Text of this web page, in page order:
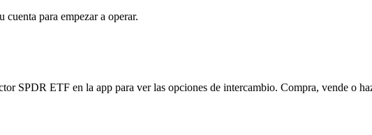
para empezar a operar.
SPDR ETF en la app para ver las opciones de intercambio. Compra, vende o